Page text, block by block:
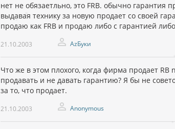
нет не обязаетльно, это FRB. обычно гарантия
выдавая технику за новую продает со своей
продаю как FRB и продаю либо с гарантией
21.10.2003 AzБуки
Что же в этом плохого, когда фирма продает
продавать и не давать гарантию? Я бы не
за то, что продает.
21.10.2003 Anonymous